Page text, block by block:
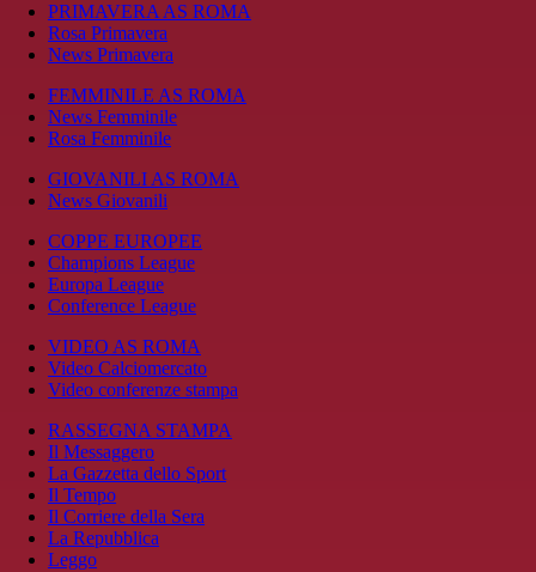
PRIMAVERA AS ROMA
Rosa Primavera
News Primavera
FEMMINILE AS ROMA
News Femminile
Rosa Femminile
GIOVANILI AS ROMA
News Giovanili
COPPE EUROPEE
Champions League
Europa League
Conference League
VIDEO AS ROMA
Video Calciomercato
Video conferenze stampa
RASSEGNA STAMPA
Il Messaggero
La Gazzetta dello Sport
Il Tempo
Il Corriere della Sera
La Repubblica
Leggo